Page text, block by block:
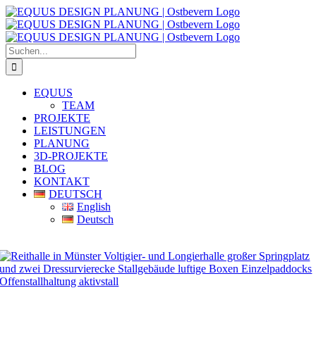
Zum
Inhalt
springen
Suche
nach:
EQUUS
TEAM
PROJEKTE
LEISTUNGEN
PLANUNG
3D-PROJEKTE
BLOG
KONTAKT
DEUTSCH
English
Deutsch